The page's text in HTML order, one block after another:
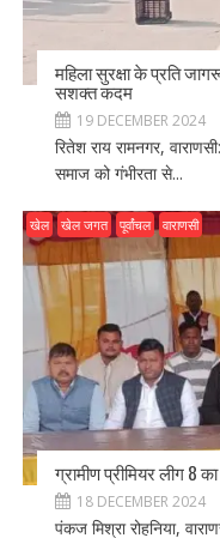
महिला सुरक्षा के प्रति
सशक्त कदम
19 DECEMBER 2024
रितेश राय रामनगर,
समाज को गंभीरता से...
खेल खेल जगत पूर्वांचल वाराणसी
ग्रामीण प्रीमियर लीग 8
18 DECEMBER 2024
पंकज मिश्रा रोहनिया,